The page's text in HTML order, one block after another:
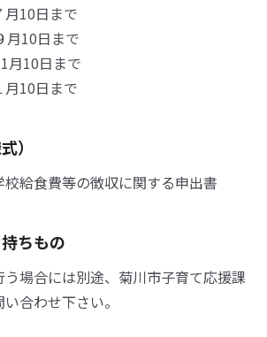
月10日まで
月10日まで
月10日まで
月10日まで
）
給食費等の徴収に関する申出書
ちもの
場合には別途、菊川市子育て応援課
合わせ下さい。